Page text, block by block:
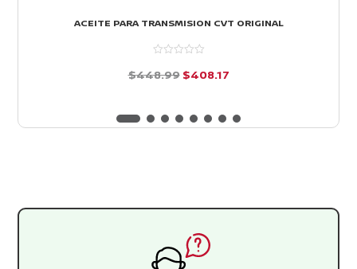
ACEITE PARA TRANSMISION CVT ORIGINAL
5
$448.99 El
original
$408.17El
actual